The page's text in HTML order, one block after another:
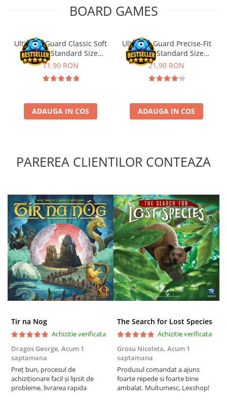
Puzzle
Puzzle 1000 piese
Accesorii pentru puzzle
Puzzle 2000 piese
Puzzle 1500 piese
Puzzle 4 in 1
Puzzle 30 piese
Puzzle 120 piese
Puzzle 260 piese
Puzzle 4000 piese
Puzzle 500 piese
4D Cityscape Time Puzzle
Puzzle 180 piese
Educative
Puzzle 300 piese
Puzzle
Puzzle 70 piese
Puzzle cu 100 piese
BOARD GAMES
Ultimate Guard Classic Soft
Sleeves Standard Size
Transparent (100)
11,90 RON
ADAUGA IN COS
Ultimate Guard Precise-Fit
Sleeves Standard Size
Transparent (100)
21,90 RON
ADAUGA IN COS
PAREREA CLIENTILOR CONTEAZA
Tir na Nog
Achizitie verificata
Dragos George, Acum 1
saptamana
Preț bun, procesul de
achiziționare facil și lipsit de
probleme, livrarea rapida
The Search for Lost Species
Achizitie verificata
Grosu Nicoleta, Acum 1
saptamana
Produsul comandat a ajuns
foarte repede si foarte bine
ambalat. Multumesc, Lexshop!